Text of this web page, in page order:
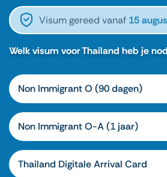
Visum gereed vanaf 15
Welk visum voor Thailand heb je
Non Immigrant O (90 dagen)
Non Immigrant O-A (1 jaar)
Thailand Digitale Arrival Card